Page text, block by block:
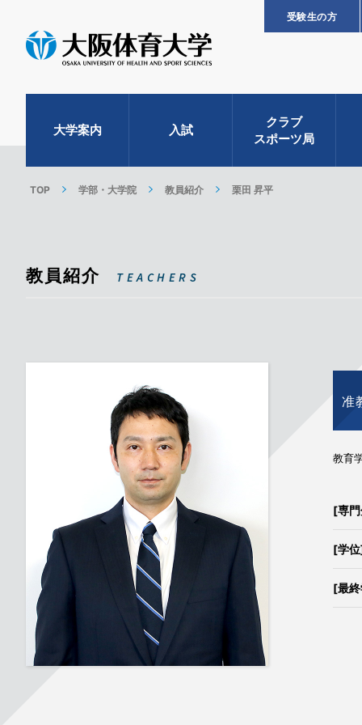
受験生の方
大学案内 入試
クラブ
スポーツ局
TOP 学部・大学院 教員紹介 栗田 昇平
教員紹介 TEACHERS
准
教育
[専
[学
[最